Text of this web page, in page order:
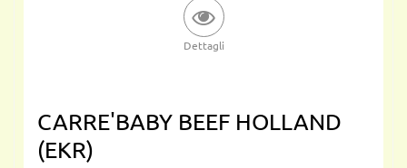
Dettagli
CARRE'BABY BEEF HOLLAND
(EKR)